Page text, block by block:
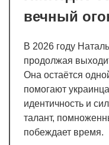
вечный
В 2026 году
продолжая
Она остаётся
помогают
идентичность и
талант,
побеждает время.